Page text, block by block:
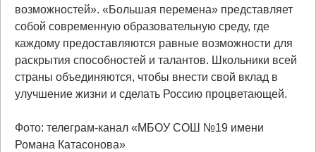
возможностей». «Большая перемена» представляет
собой современную образовательную среду, где
каждому предоставляются равные возможности для
раскрытия способностей и талантов. Школьники всей
страны объединяются, чтобы внести свой вклад в
улучшение жизни и сделать Россию процветающей.
Фото: телеграм-канал «МБОУ СОШ №19 имени
Романа Катасонова»